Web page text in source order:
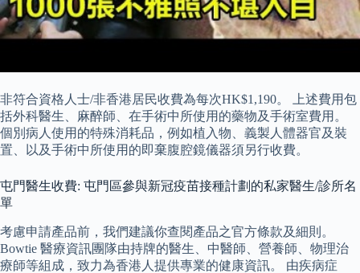
非符合資格人士/非香港居民收費為每次HK$1,190。 上述費用包
括外科醫生、麻醉師、在手術中所使用的藥物及手術室費用。
個別病人使用的特殊消耗品，例如植入物、義製人體器官及裝
置、以及手術中所使用的即棄腹腔鏡儀器須另行收費。
屯門醫生收費: 屯門區參與新冠疫苗接種計劃的私家醫生/診所名
單
考慮申請產品前，我們建議你查閱產品之官方條款及細則。
Bowtie 醫療資訊團隊由持牌的醫生、中醫師、營養師、物理治
療師等組成，致力為香港人提供專業的健康資訊。 由疾病症